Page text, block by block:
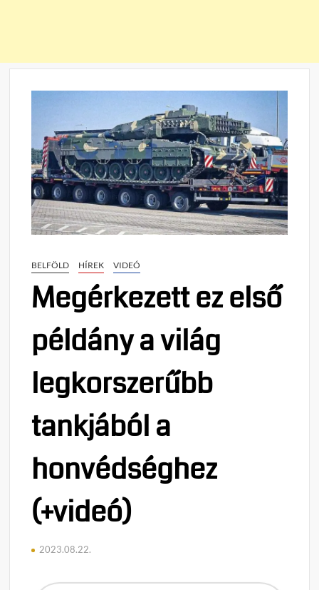
BELFÖLD HÍREK VIDEÓ
Megérkezett ez első
példány a világ
legkorszerűbb
tankjából a
honvédséghez
(+videó)
2023.08.22.